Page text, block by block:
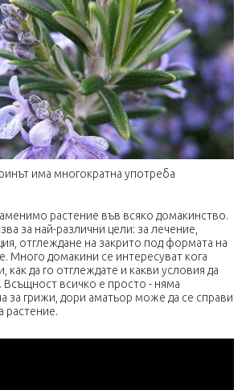
има многократна употреба
растение във всяко домакинство.
за най-различни цели: за лечение,
отглеждане на закрито под формата на
Много домакини се интересуват кога
как да го отглеждате и какви условия да
Всъщност всичко е просто - няма
за грижи, дори аматьор може да се справи
растение.